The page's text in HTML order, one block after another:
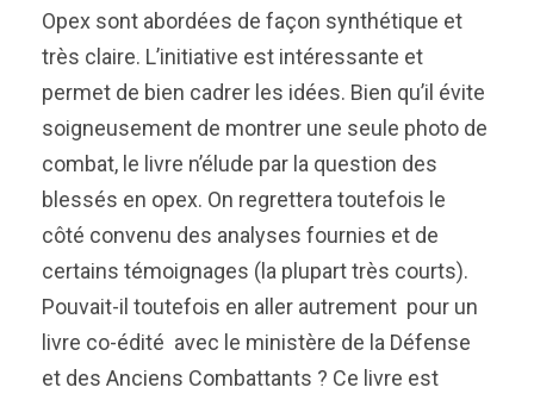
Opex sont abordées de façon synthétique et
très claire. L’initiative est intéressante et
permet de bien cadrer les idées. Bien qu’il évite
soigneusement de montrer une seule photo de
combat, le livre n’élude par la question des
blessés en opex. On regrettera toutefois le
côté convenu des analyses fournies et de
certains témoignages (la plupart très courts).
Pouvait-il toutefois en aller autrement pour un
livre co-édité avec le ministère de la Défense
et des Anciens Combattants ? Ce livre est